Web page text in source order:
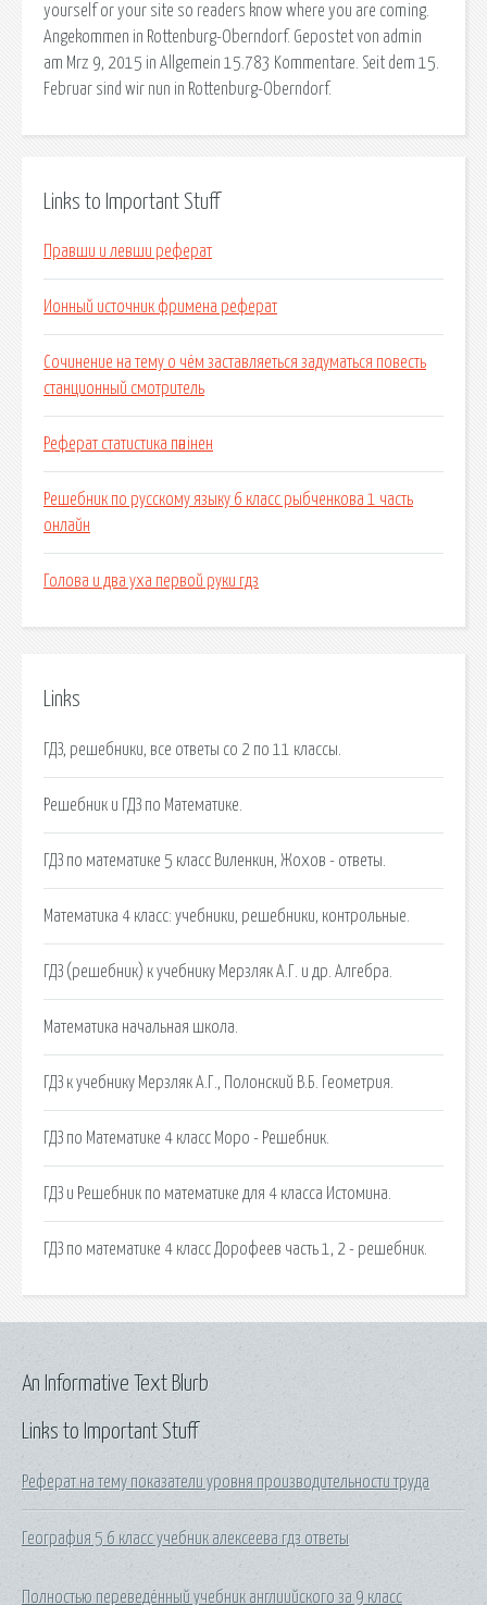
yourself or your site so readers know where you are coming.
Angekommen in Rottenburg-Oberndorf. Gepostet von admin
am Mrz 9, 2015 in Allgemein 15.783 Kommentare. Seit dem 15.
Februar sind wir nun in Rottenburg-Oberndorf.
Links to Important Stuff
Правши и левши реферат
Ионный источник фримена реферат
Сочинение на тему о чём заставляеться задуматься повесть
станционный смотритель
Реферат статистика пәнінен
Решебник по русскому языку 6 класс рыбченкова 1 часть
онлайн
Голова и два уха первой руки гдз
Links
ГДЗ, решебники, все ответы со 2 по 11 классы.
Решебник и ГДЗ по Математике.
ГДЗ по математике 5 класс Виленкин, Жохов - ответы.
Математика 4 класс: учебники, решебники, контрольные.
ГДЗ (решебник) к учебнику Мерзляк А.Г. и др. Алгебра.
Математика начальная школа.
ГДЗ к учебнику Мерзляк А.Г., Полонский В.Б. Геометрия.
ГДЗ по Математике 4 класс Моро - Решебник.
ГДЗ и Решебник по математике для 4 класса Истомина.
ГДЗ по математике 4 класс Дорофеев часть 1, 2 - решебник.
Links to Important Stuff
Реферат на тему показатели уровня производительности труда
География 5 6 класс учебник алексеева гдз ответы
Полностью переведённый учебник англиийского за 9 класс
An Informative Text Blurb